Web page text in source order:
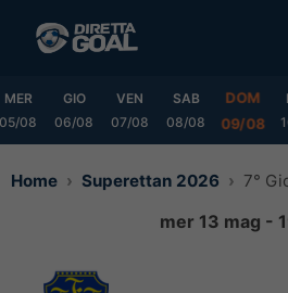
MER
05/08
GIO
06/08
VEN
07/08
SAB
08/08
DOM
09/08
Home Superettan 2026 7°
mer 13 mag -